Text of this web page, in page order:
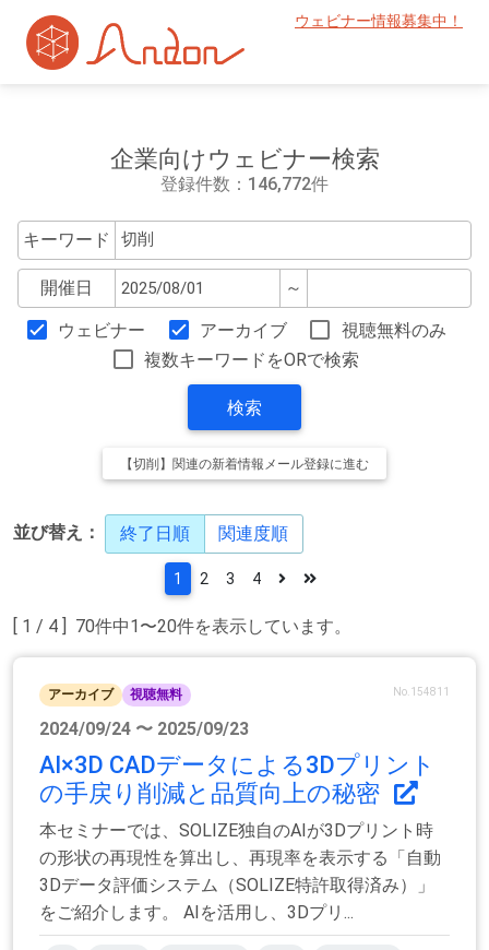
ウェビナー情報募集中！
企業向けウェビナー検索
登録件数：146,772件
キーワード
開催日 ～
ウェビナー アーカイブ
視聴無料のみ
複数キーワードをORで検索
検索
【切削】関連の新着情報メール登録に進む
並び替え： 終了日順 関連度順
[ 1 / 4 ] 70件中1〜20件を表示しています。
1 2 3 4
アーカイブ 視聴無料 No.154811
2024/09/24 〜 2025/09/23
AI×3D CADデータによる3Dプリント
の手戻り削減と品質向上の秘密
本セミナーでは、SOLIZE独自のAIが3Dプリント時
の形状の再現性を算出し、再現率を表示する「自動
3Dデータ評価システム（SOLIZE特許取得済み）」
をご紹介します。 AIを活用し、3Dプリ...